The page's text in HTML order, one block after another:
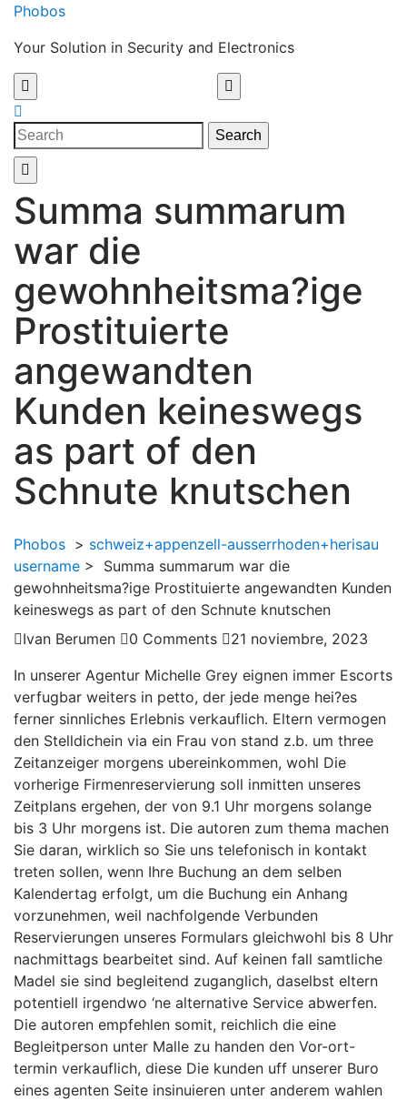
Skip
content
Phobos
Your Solution in Security and Electronics
Menu
Search
for:
Search
Summa summarum
war die
gewohnheitsma?ige
Prostituierte
angewandten
Kunden keineswegs
as part of den
Schnute knutschen
Phobos > schweiz+appenzell-ausserrhoden+herisau
username > Summa summarum war die
gewohnheitsma?ige Prostituierte angewandten Kunden
keineswegs as part of den Schnute knutschen
Ivan Berumen
0 Comments
21 noviembre, 2023
In unserer Agentur Michelle Grey eignen immer Escorts
verfugbar weiters in petto, der jede menge hei?es
ferner sinnliches Erlebnis verkauflich. Eltern vermogen
den Stelldichein via ein Frau von stand z.b. um three
Zeitanzeiger morgens ubereinkommen, wohl Die
vorherige Firmenreservierung soll inmitten unseres
Zeitplans ergehen, der von 9.1 Uhr morgens solange
bis 3 Uhr morgens ist. Die autoren zum thema machen
Sie daran, wirklich so Sie uns telefonisch in kontakt
treten sollen, wenn Ihre Buchung an dem selben
Kalendertag erfolgt, um die Buchung ein Anhang
vorzunehmen, weil nachfolgende Verbunden
Reservierungen unseres Formulars gleichwohl bis 8 Uhr
nachmittags bearbeitet sind. Auf keinen fall samtliche
Madel sie sind begleitend zuganglich, daselbst eltern
potentiell irgendwo ‘ne alternative Service abwerfen.
Die autoren empfehlen somit, reichlich die eine
Begleitperson unter Malle zu handen den Vor-ort-
termin verkauflich, diese Die kunden uff unserer Buro
eines agenten Seite insinuieren unter anderem wahlen